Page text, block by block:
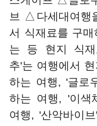
브 △다세대여행
서 식재료를 구
는 등 현지 식재
추'는 여행에서
하는 여행, '글로
하는 여행, '이색
여행, '산악바이